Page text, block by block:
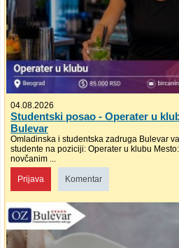
04.08.2026
Studentski posao - Operater u
Bulevar
Omladinska i studentska zadruga Bulevar
studente na poziciji: Operater u klubu
novčanim ...
Prijava Komentar